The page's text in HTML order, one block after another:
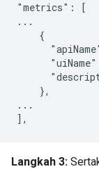
"metrics": [
...
    {
    },
...
Langkah 3: